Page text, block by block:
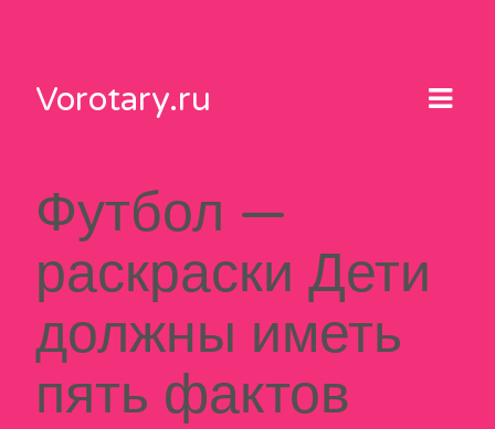
contentVorotary.ru
Футбол —
раскраски Дети
должны иметь
пять фактов